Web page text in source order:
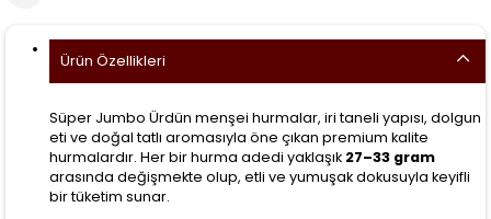
Ürün Özellikleri
Süper Jumbo Ürdün menşei hurmalar, iri taneli yapısı, dolgun
eti ve doğal tatlı aromasıyla öne çıkan premium kalite
hurmalardır. Her bir hurma adedi yaklaşık 27–33 gram
arasında değişmekte olup, etli ve yumuşak dokusuyla keyifli
bir tüketim sunar.